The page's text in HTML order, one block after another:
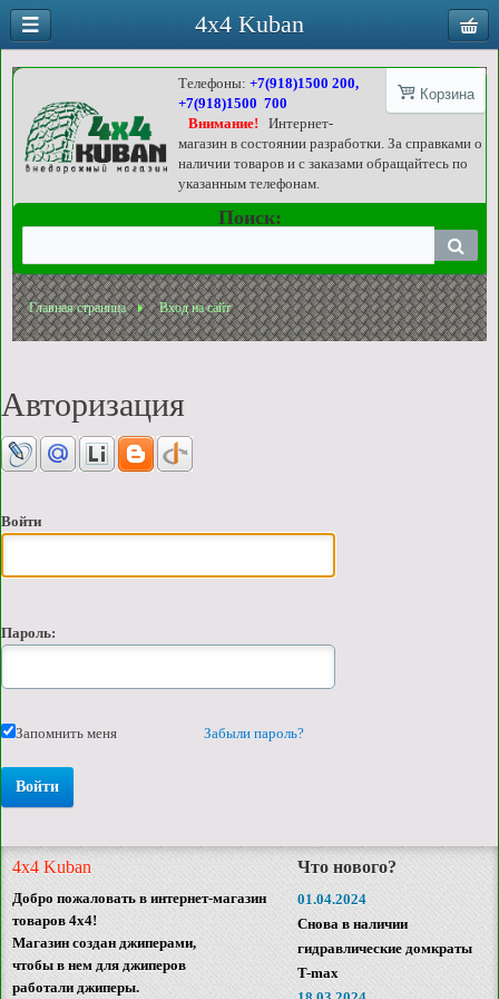
Корзина
Телефоны:+7(918)1500 200,
+7(918)1500 700
Внимание!
Интернет-
магазин в состоянии разработки. За справками о
наличии товаров и с заказами обращайтесь по
указанным телефонам.
Поиск:
Главная страница Вход на сайт
Авторизация
Войти
Пароль:
Запомнить меня Забыли пароль?
4x4 Kuban
Добро пожаловать в интернет-магазин
товаров 4x4!
Магазин создан джиперами,
чтобы в нем для джиперов
работали джиперы.
Что нового?
01.04.2024
Снова в наличии
гидравлические домкраты
T-max
4x4 Kuban